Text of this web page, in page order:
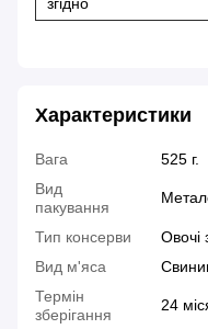
Характеристики
Вага
525 г.
Вид
пакування
Тип консерви
Овочі
Вид м'яса
Термін
зберігання
24